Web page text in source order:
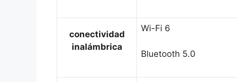
conectividad
inalámbrica
Wi-Fi 6
Bluetooth 5.0